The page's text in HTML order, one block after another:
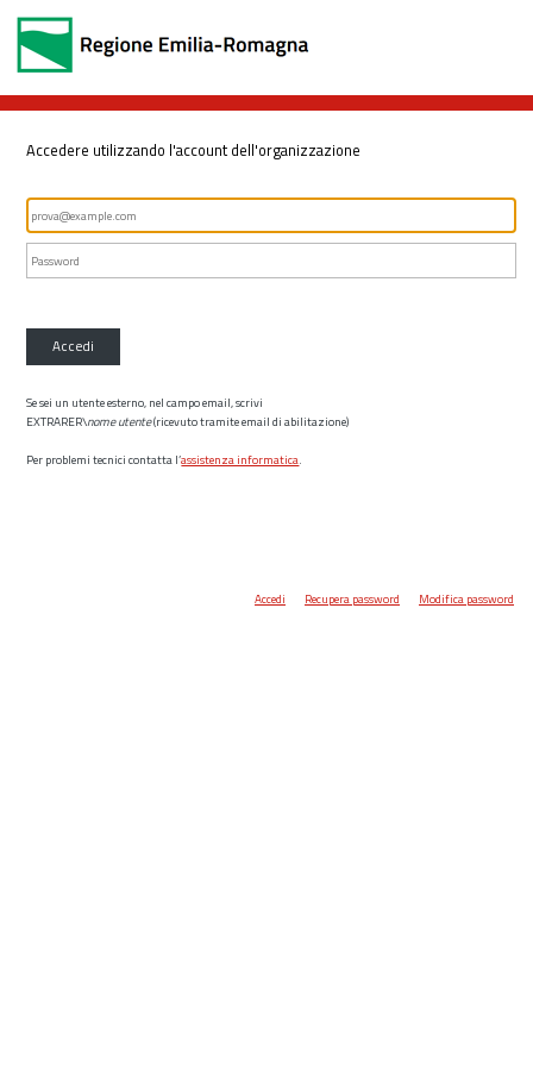
Accedere utilizzando l'account dell'organizzazione
Accedi
Se sei un utente esterno, nel campo email, scrivi
EXTRARER\nome utente(ricevuto tramite email di abilitazione)
Per problemi tecnici contatta l’assistenza informatica.
Accedi Recupera password Modifica password